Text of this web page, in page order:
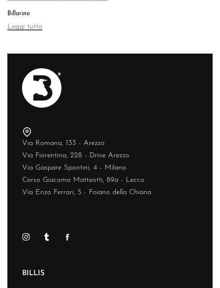
Billarino
Leggi tutto
Via Romana, 133 - Arezzo
Via Fiorentina, 228 - Drive Arezzo
Via Gaspare Spontini, 4 - Milano
Corso Giacomo Matteotti, 89a - Lecco
Via Enzo Ferrari, 5 - Foiano della Chiana
BILLIS